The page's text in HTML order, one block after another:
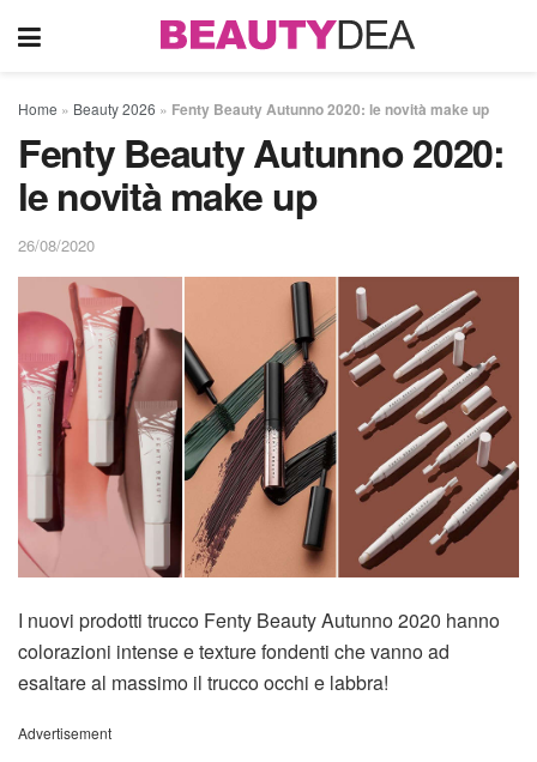
Home » Beauty 2026 » Fenty Beauty Autunno 2020: le novità make up
Fenty Beauty Autunno 2020:
le novità make up
26/08/2020
I nuovi prodotti trucco Fenty Beauty Autunno 2020 hanno
colorazioni intense e texture fondenti che vanno ad
esaltare al massimo il trucco occhi e labbra!
Advertisement